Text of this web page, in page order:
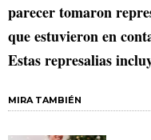
parecer tomaron
que estuvieron en
Estas represalias
MIRA TAMBIÉN